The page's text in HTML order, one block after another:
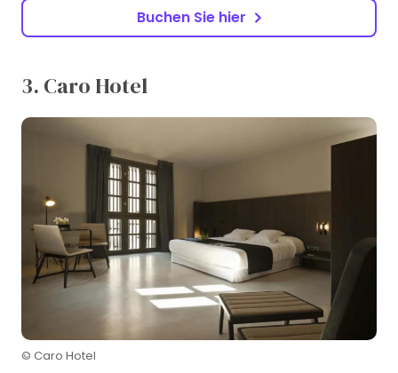
Buchen Sie hier
3. Caro Hotel
© Caro Hotel